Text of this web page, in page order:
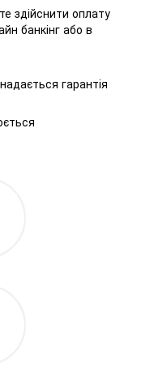
здійснити оплату
банкінг або в
гарантія